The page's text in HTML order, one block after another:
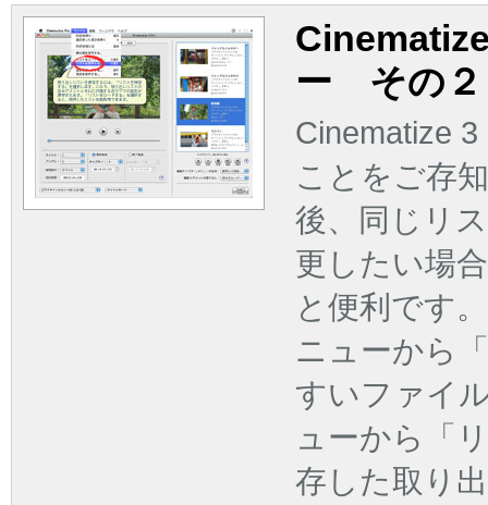
ー その２
Cinematize
ことをご存
後、同じリ
更したい場
と便利です
ニューから
すいファイ
ューから「
存した取り